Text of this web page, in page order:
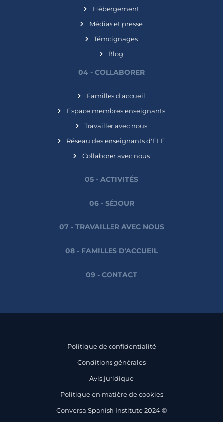
Hébergement
Médias et presse
Témoignages
Blog
04 - COLLABORER
Familles d'accueil
Espace membres enseignants
Travailler avec nous
Réseau des enseignants d'ELE
Collaborer avec nous
05 - ACTIVITÉS
06 - SÉJOUR
07 - TRAVAILLER AVEC NOUS
08 - FAMILLES D'ACCUEIL
09 - CONTACT
Politique de confidentialité
Conditions générales
Avis juridique
Politique en matière de cookies
Conversa Spanish Institute 2024 ©